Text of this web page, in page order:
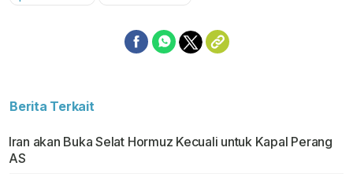
Berita Terkait
Iran akan Buka Selat Hormuz Kecuali untuk Kapal Perang
AS